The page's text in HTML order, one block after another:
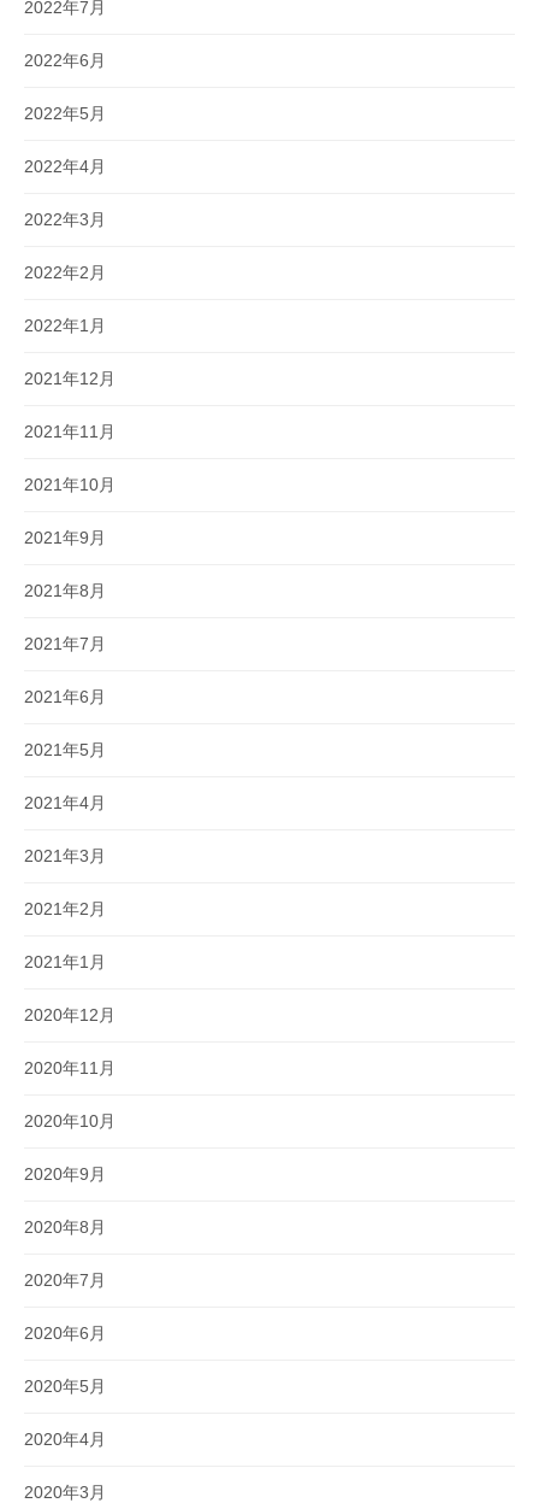
2022年7月
2022年6月
2022年5月
2022年4月
2022年3月
2022年2月
2022年1月
2021年12月
2021年11月
2021年10月
2021年9月
2021年8月
2021年7月
2021年6月
2021年5月
2021年4月
2021年3月
2021年2月
2021年1月
2020年12月
2020年11月
2020年10月
2020年9月
2020年8月
2020年7月
2020年6月
2020年5月
2020年4月
2020年3月